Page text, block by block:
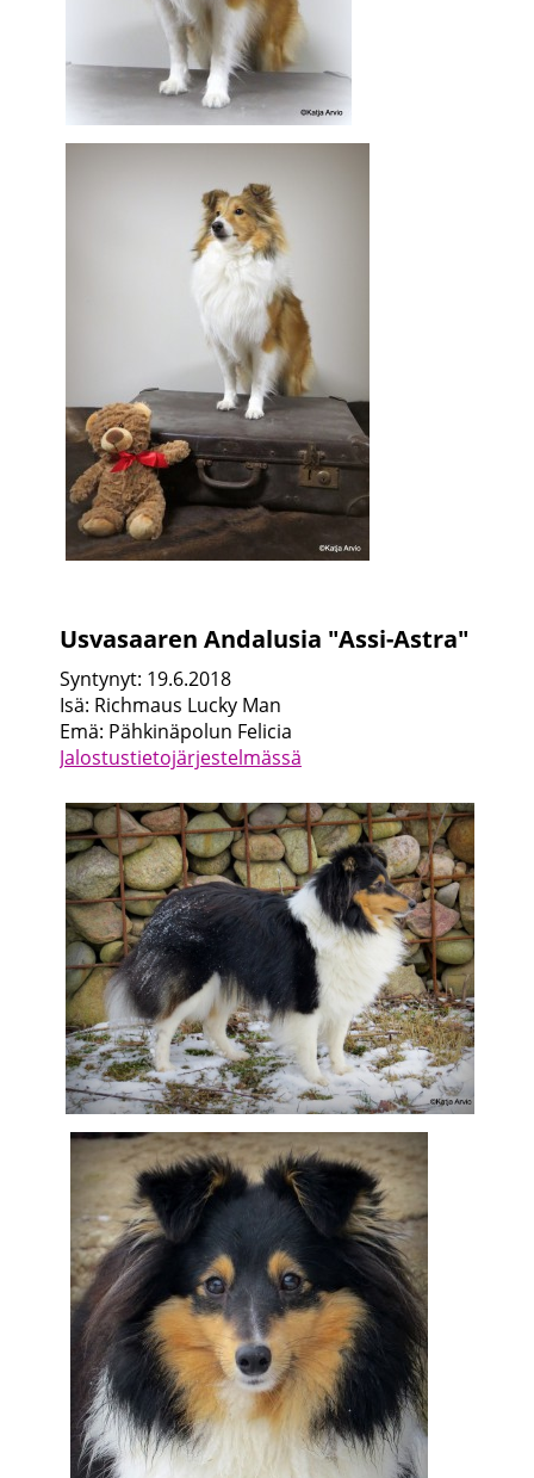
Usvasaaren Andalusia "Assi-Astra"
Syntynyt: 19.6.2018
Isä: Richmaus Lucky Man
Emä: Pähkinäpolun Felicia
Jalostustietojärjestelmässä